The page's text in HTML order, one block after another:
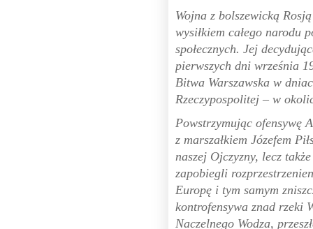
Wojna z bolszewicką
wysiłkiem całego narodu
społecznych. Jej
pierwszych dni września
Bitwa Warszawska w
Rzeczypospolitej – w
Powstrzymując ofensywę
z marszałkiem Józefem
naszej Ojczyzny, lecz
zapobiegli
Europę i tym samym
kontrofensywa znad rzeki
Naczelnego Wodza,